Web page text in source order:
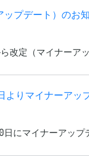
プデート）のお
ら改定（マイナー
りマイナーアッ
にマイナーアッ